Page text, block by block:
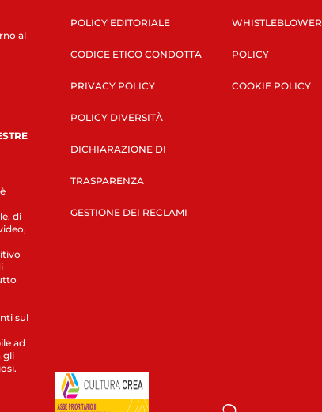
al
di
sul
ad
gli
POLICY EDITORIALE
CODICE ETICO CONDOTTA
PRIVACY POLICY
POLICY DIVERSITÀ
DICHIARAZIONE DI
TRASPARENZA
GESTIONE DEI RECLAMI
WHISTLEBLOWER
POLICY
COOKIE POLICY